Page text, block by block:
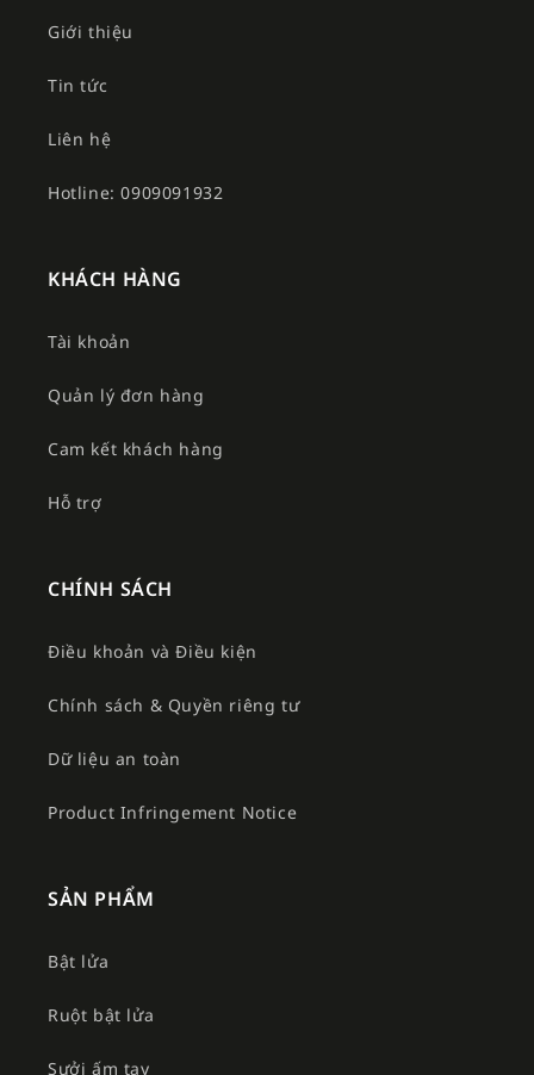
Giới thiệu
Tin tức
Liên hệ
Hotline: 0909091932
KHÁCH HÀNG
Tài khoản
Quản lý đơn hàng
Cam kết khách hàng
Hỗ trợ
CHÍNH SÁCH
Điều khoản và Điều kiện
Chính sách & Quyền riêng tư
Dữ liệu an toàn
Product Infringement Notice
SẢN PHẨM
Bật lửa
Ruột bật lửa
Sưởi ấm tay